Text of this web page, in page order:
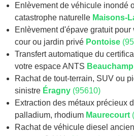
Enlèvement de véhicule inondé
catastrophe naturelle Maisons-
Enlèvement d'épave gratuit
cour ou jardin privé Pontoise
Transfert automatique du
votre espace ANTS Beauchamp
Rachat de tout-terrain, SUV ou
sinistre Éragny (95610)
Extraction des métaux précieux
palladium, rhodium Maurecourt
Rachat de véhicule diesel